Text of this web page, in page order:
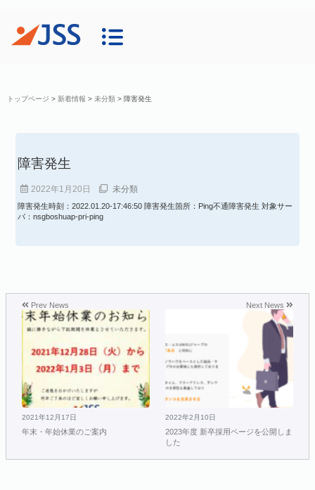
トップページ > 新着情報 > 未分類 > 障害発生
障害発生
2022年1月20日 未分類
障害発生時刻：2022.01.20-17:46:50 障害発生箇所：Ping不通障害発生 対象サー
バ：nsgboshuap-pri-ping
Prev News
2021年12月17日
年末・年始休業のご案内
Next News
2022年2月10日
2023年度 新卒採用ページを公開しま
した